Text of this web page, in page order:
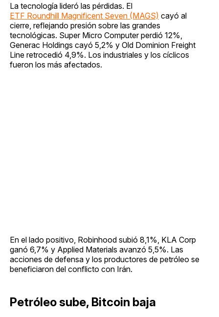
La tecnología lideró las pérdidas. El
ETF Roundhill Magnificent Seven (MAGS) cayó al
cierre, reflejando presión sobre las grandes
tecnológicas. Super Micro Computer perdió 12%,
Generac Holdings cayó 5,2% y Old Dominion Freight
Line retrocedió 4,9%. Los industriales y los cíclicos
fueron los más afectados.
En el lado positivo, Robinhood subió 8,1%, KLA Corp
ganó 6,7% y Applied Materials avanzó 5,5%. Las
acciones de defensa y los productores de petróleo se
beneficiaron del conflicto con Irán.
Petróleo sube, Bitcoin baja